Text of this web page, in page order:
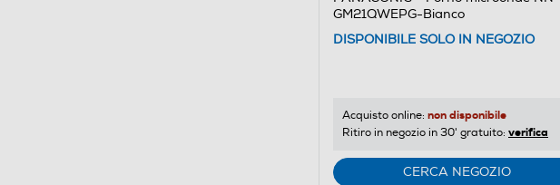
GM21QWEPG-Bianco
DISPONIBILE SOLO IN NEGOZIO
Acquisto online: non disponibile
Ritiro in negozio in 30' gratuito: verifica
CERCA NEGOZIO